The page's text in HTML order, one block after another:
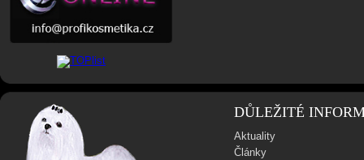
DŮLEŽITÉ
Aktuality
Články